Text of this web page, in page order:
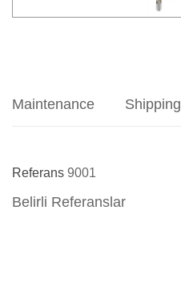
Maintenance Shipping
Referans 9001
Belirli Referanslar